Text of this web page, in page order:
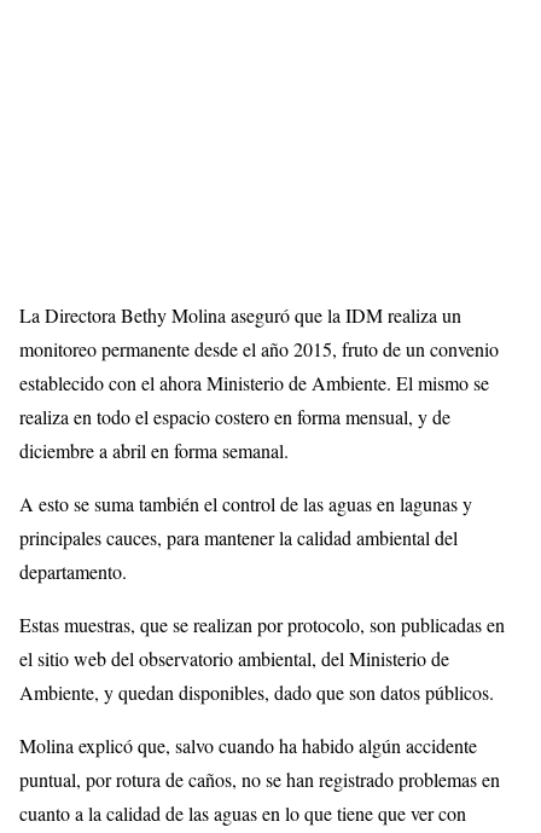
La Directora Bethy Molina aseguró que la IDM realiza un
monitoreo permanente desde el año 2015, fruto de un convenio
establecido con el ahora Ministerio de Ambiente. El mismo se
realiza en todo el espacio costero en forma mensual, y de
diciembre a abril en forma semanal.
A esto se suma también el control de las aguas en lagunas y
principales cauces, para mantener la calidad ambiental del
departamento.
Estas muestras, que se realizan por protocolo, son publicadas en
el sitio web del observatorio ambiental, del Ministerio de
Ambiente, y quedan disponibles, dado que son datos públicos.
Molina explicó que, salvo cuando ha habido algún accidente
puntual, por rotura de caños, no se han registrado problemas en
cuanto a la calidad de las aguas en lo que tiene que ver con